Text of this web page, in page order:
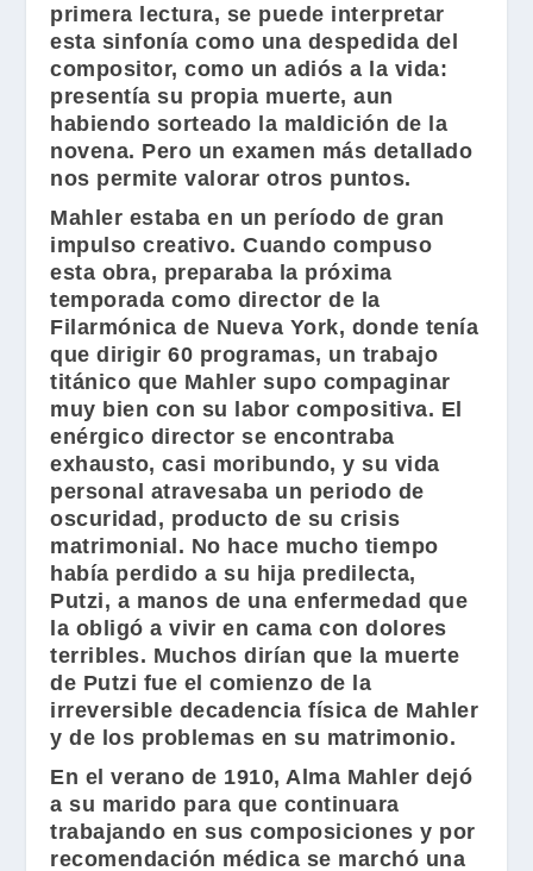
primera lectura, se puede interpretar
esta sinfonía como una despedida del
compositor, como un adiós a la vida:
presentía su propia muerte, aun
habiendo sorteado la maldición de la
novena. Pero un examen más detallado
nos permite valorar otros puntos.
Mahler estaba en un período de gran
impulso creativo. Cuando compuso
esta obra, preparaba la próxima
temporada como director de la
Filarmónica de Nueva York, donde tenía
que dirigir 60 programas, un trabajo
titánico que Mahler supo compaginar
muy bien con su labor compositiva. El
enérgico director se encontraba
exhausto, casi moribundo, y su vida
personal atravesaba un periodo de
oscuridad, producto de su crisis
matrimonial. No hace mucho tiempo
había perdido a su hija predilecta,
Putzi, a manos de una enfermedad que
la obligó a vivir en cama con dolores
terribles. Muchos dirían que la muerte
de Putzi fue el comienzo de la
irreversible decadencia física de Mahler
y de los problemas en su matrimonio.
En el verano de 1910,Alma Mahler dejó
a su marido para que continuara
trabajando en sus composiciones y por
recomendación médica se marchó una